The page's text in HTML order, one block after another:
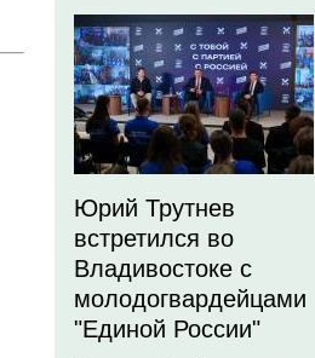
Юрий Трутнев
встретился во
Владивостоке с
молодогвардейцами
"Единой России"